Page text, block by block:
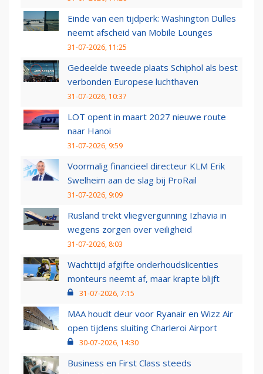
Einde van een tijdperk: Washington Dulles
neemt afscheid van Mobile Lounges
31-07-2026, 11:25
Gedeelde tweede plaats Schiphol als best
verbonden Europese luchthaven
31-07-2026, 10:37
LOT opent in maart 2027 nieuwe route
naar Hanoi
31-07-2026, 9:59
Voormalig financieel directeur KLM Erik
Swelheim aan de slag bij ProRail
31-07-2026, 9:09
Rusland trekt vliegvergunning Izhavia in
wegens zorgen over veiligheid
31-07-2026, 8:03
Wachttijd afgifte onderhoudslicenties
monteurs neemt af, maar krapte blijft
31-07-2026, 7:15
MAA houdt deur voor Ryanair en Wizz Air
open tijdens sluiting Charleroi Airport
30-07-2026, 14:30
Business en First Class steeds